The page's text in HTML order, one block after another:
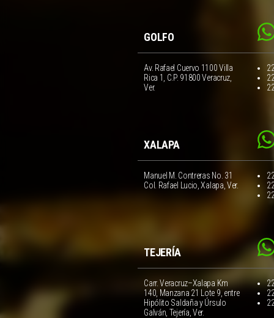
GOLFO
Av. Rafael Cuervo 1100 Villa
Rica 1, C.P. 91800 Veracruz,
Ver.
XALAPA
Manuel M. Contreras No. 31
Col. Rafael Lucio, Xalapa, Ver.
TEJERÍA
Carr. Veracruz–Xalapa Km
140, Manzana 21 Lote 9, entre
Hipólito Saldaña y Úrsulo
Galván, Tejería, Ver.